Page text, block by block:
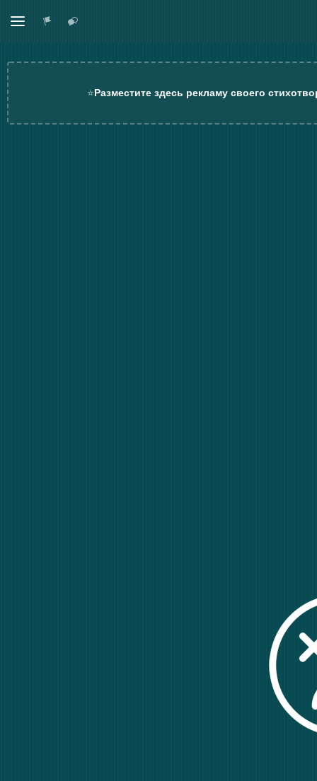
⭐Разместите здесь рекламу своего